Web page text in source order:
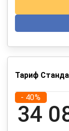
Тариф
- 40%
34